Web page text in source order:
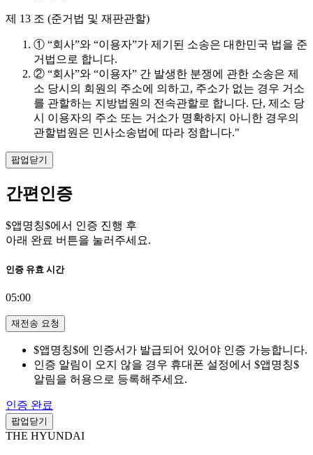
제 13 조 (준거법 및 재판관할)
① “회사”와 “이용자”가 제기된 소송은 대한민국 법을 준
거법으로 합니다.
② “회사”와 “이용자” 간 발생한 분쟁에 관한 소송은 제
소 당시의 회원의 주소에 의하고, 주소가 없는 경우 거소
를 관할하는 지방법원의 전속관할로 합니다. 단, 제소 당
시 이용자의 주소 또는 거소가 명확하지 아니한 경우의
관할법원은 민사소송법에 따라 정합니다."
팝업닫기
간편인증
$앱명칭$에서 인증 진행 후
아래 완료 버튼을 눌러주세요.
인증 유효 시간
05:00
재전송 요청
$앱명칭$에 인증서가 발급되어 있어야 인증 가능합니다.
인증 알림이 오지 않을 경우 휴대폰 설정에서 $앱명칭$
알림을 허용으로 등록해주세요.
인증 완료
팝업닫기
THE HYUNDAI